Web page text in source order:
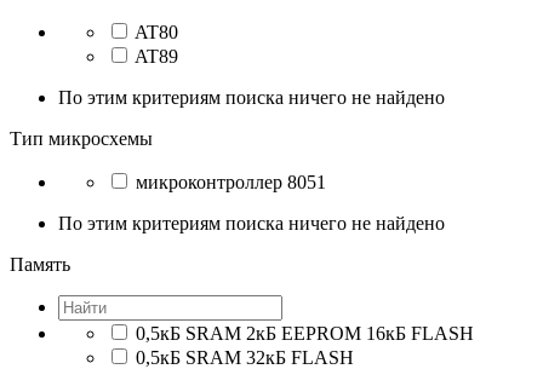
AT80
AT89
По этим критериям поиска ничего не найдено
Тип микросхемы
микроконтроллер 8051
По этим критериям поиска ничего не найдено
Память
0,5кБ SRAM 2кБ EEPROM 16кБ FLASH
0,5кБ SRAM 32кБ FLASH